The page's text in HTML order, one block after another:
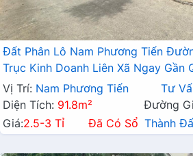
Đất Phân Lô Nam Phương Tiến
Trục Kinh Doanh Liên Xã Ngay Gần
Vị Trí: Nam Phương Tiến Tư
Diện Tích: 91.8m²
Đường
Giá:2.5-3 Tỉ Đã Có Sổ Thành